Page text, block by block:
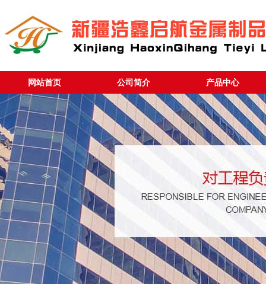
网站首页 公司简介 产品中心